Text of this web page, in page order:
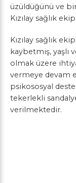
üzüldüğünü ve
Kızılay sağlık
Kızılay sağlık
kaybetmiş, yaşlı
olmak üzere
vermeye devam
psikososyal
tekerlekli
verilmektedir.